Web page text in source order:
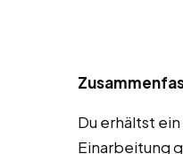
Du erhältst
Einarbeitung